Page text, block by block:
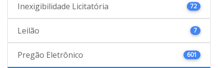
Inexigibilidade Licitatória 72
Leilão 7
Pregão Eletrônico 601